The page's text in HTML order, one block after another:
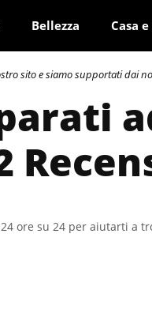
Bellezza Casa
sito e siamo supportati dai
ore su 24 per aiutarti a